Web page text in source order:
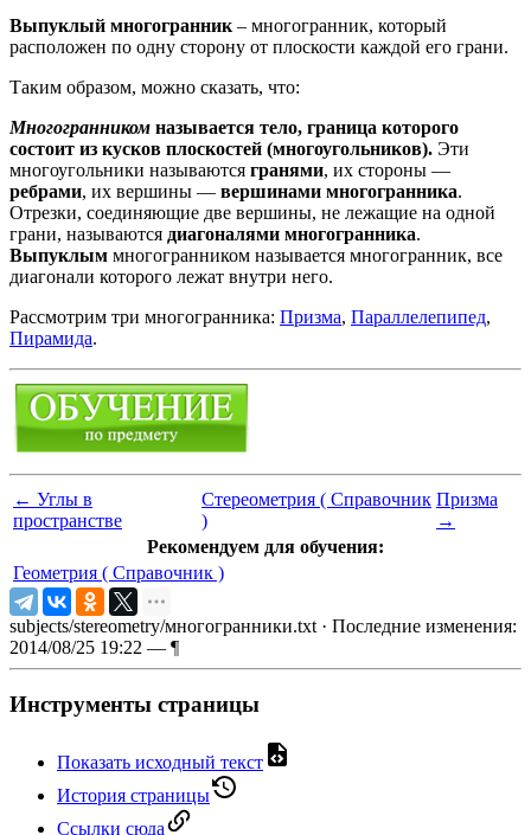
Выпуклый многогранник – многогранник, который
расположен по одну сторону от плоскости каждой его грани.
Таким образом, можно сказать, что:
Многогранником называется тело, граница которого
состоит из кусков плоскостей (многоугольников). Эти
многоугольники называются гранями, их стороны —
ребрами, их вершины — вершинами многогранника.
Отрезки, соединяющие две вершины, не лежащие на одной
грани, называются диагоналями многогранника.
Выпуклым многогранником называется многогранник, все
диагонали которого лежат внутри него.
Рассмотрим три многогранника: Призма, Параллелепипед,
Пирамида.
← Углы в
пространстве
Стереометрия ( Справочник
)
Призма
→
Рекомендуем для обучения:
Геометрия ( Справочник )
subjects/stereometry/многогранники.txt · Последние изменения:
2014/08/25 19:22 — ¶
Инструменты страницы
Показать исходный текст
История страницы
Ссылки сюда